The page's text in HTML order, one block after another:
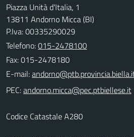
Piazza Unità d'Italia, 1
13811 Andorno Micca (BI)
P.Iva: 00335290029
Telefono:015-2478100
Fax: 015-2478180
E-mail:
PEC:
Codice Catastale A280